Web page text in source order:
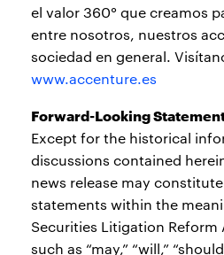
el valor 360° que creamos
entre nosotros, nuestros
sociedad en general.
www.accenture.es
Forward-Looking
Except for the historical
discussions contained
news release may
statements within the
Securities Litigation Reform
such as “may,” “will,”